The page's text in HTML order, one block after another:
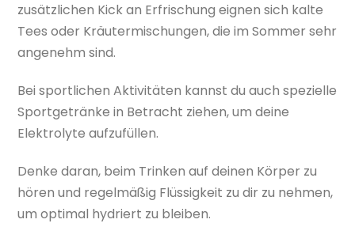
zusätzlichen Kick an Erfrischung eignen sich kalte
Tees oder Kräutermischungen, die im Sommer sehr
angenehm sind.
Bei sportlichen Aktivitäten kannst du auch spezielle
Sportgetränke in Betracht ziehen, um deine
Elektrolyte aufzufüllen.
Denke daran, beim Trinken auf deinen Körper zu
hören und regelmäßig Flüssigkeit zu dir zu nehmen,
um optimal hydriert zu bleiben.